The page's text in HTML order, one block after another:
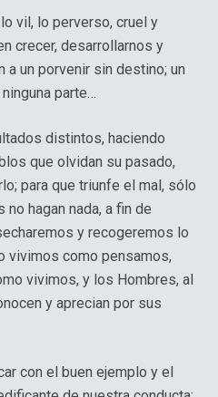
vil, lo perverso, cruel y
crecer, desarrollarnos y
a un porvenir sin destino; un
parte…
distintos, haciendo
que olvidan su pasado,
para que triunfe el mal, sólo
hagan nada, a fin de
y recogeremos lo
vivimos como pensamos,
vivimos, y los Hombres, al
y aprecian por sus
con el buen ejemplo y el